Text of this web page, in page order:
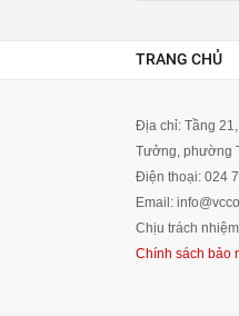
TRANG CHỦ
Địa chỉ: Tầng
Tưởng, phường
Điện thoại: 024
Email:
Chịu trách
Chính sách bảo